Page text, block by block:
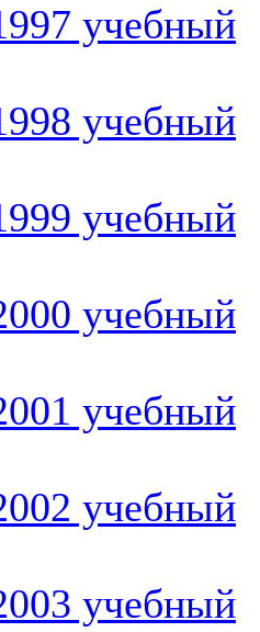
учебный
учебный
учебный
учебный
учебный
учебный
учебный